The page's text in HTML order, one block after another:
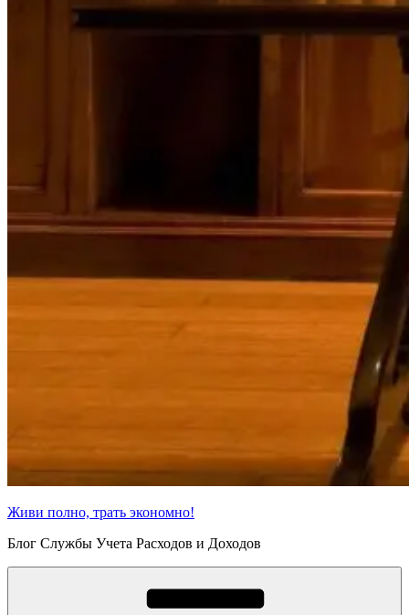
Живи полно, трать экономно!
Блог Службы Учета Расходов и Доходов